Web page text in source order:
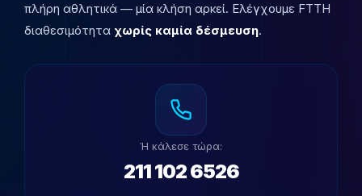
πλήρη αθλητικά — μία κλήση αρκεί. Ελέγχουμε FTTH
διαθεσιμότητα χωρίς καμία δέσμευση.
Ή κάλεσε τώρα:
211 102 6526